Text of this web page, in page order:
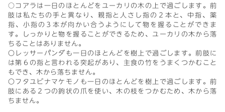
○コアラは一日のほとんどをユーカリの木の上で過ごします。前
肢は私たちの手と異なり、親指と人さし指の２本と、中指、薬
指、小指の３本が向かい合うようにして物を握ることができま
す。しっかりと物を握ることができるため、ユーカリの木から落
ちることはありません。
〇レッサーパンダも一日のほとんどを樹上で過ごします。前肢に
は第６の指と言われる突起があり、主食の竹をうまくつかむこと
もでき、木から落ちません。
〇フタユビナマケモノも一日のほとんどを樹上で過ごします。前
肢にある２つの鉤状の爪を使い、木の枝をつかむため、木から落
ちません。